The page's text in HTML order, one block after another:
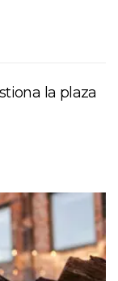
la plaza